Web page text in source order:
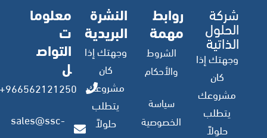
شركة
الحلول
الذاتية
وجهتك إذا
كان
مشروعك
يتطلب
حلولاً
روابط
مهمة
الشروط
والأحكام
سياسة
الخصوصية
النشرة
البريدية
وجهتك إذا
كان
مشروعك
يتطلب
حلولاً
معلوما
ت
التواص
ل
966562121250+
sales@ssc-